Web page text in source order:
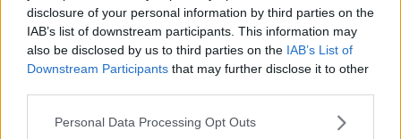
disclosure of your personal information by third parties on the
IAB’s list of downstream participants. This information may
also be disclosed by us to third parties on the IAB’s List of
Downstream Participants that may further disclose it to other
Personal Data Processing Opt Outs
far mancare sulle tavole filoni e rosette. Di seguito ecco la tabella
con prezzi e rincari nelle province in cui il dato è stato rilevato.